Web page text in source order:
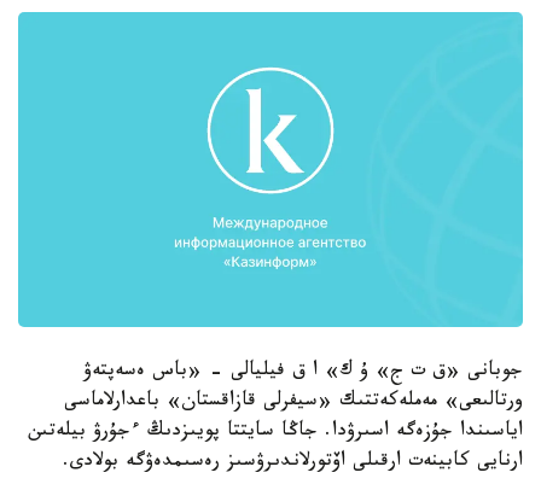
جوبانى «ق ت ج» ۇ ك» ا ق فيليالى - «باس ەسەپتەۋ
ورتالىعى» مەملەكەتتىك «سيفرلى قازاقستان» باعدارلاماسى
اياسىندا جۇزەگە اسىرۋدا. جاڭا سايتتا پويىزدىڭ ءجۇرۋ بيلەتىن
ارنايى كابينەت ارقىلى اۆتورلاندىرۋسىز رەسىمدەۋگە بولادى.